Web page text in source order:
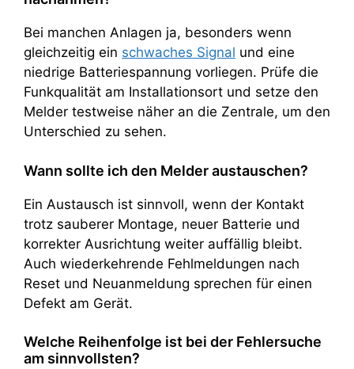
Bei manchen Anlagen ja, besonders wenn
gleichzeitig ein schwaches Signal und eine
niedrige Batteriespannung vorliegen. Prüfe die
Funkqualität am Installationsort und setze den
Melder testweise näher an die Zentrale, um den
Unterschied zu sehen.
Wann sollte ich den Melder austauschen?
Ein Austausch ist sinnvoll, wenn der Kontakt
trotz sauberer Montage, neuer Batterie und
korrekter Ausrichtung weiter auffällig bleibt.
Auch wiederkehrende Fehlmeldungen nach
Reset und Neuanmeldung sprechen für einen
Defekt am Gerät.
Welche Reihenfolge ist bei der Fehlersuche
am sinnvollsten?